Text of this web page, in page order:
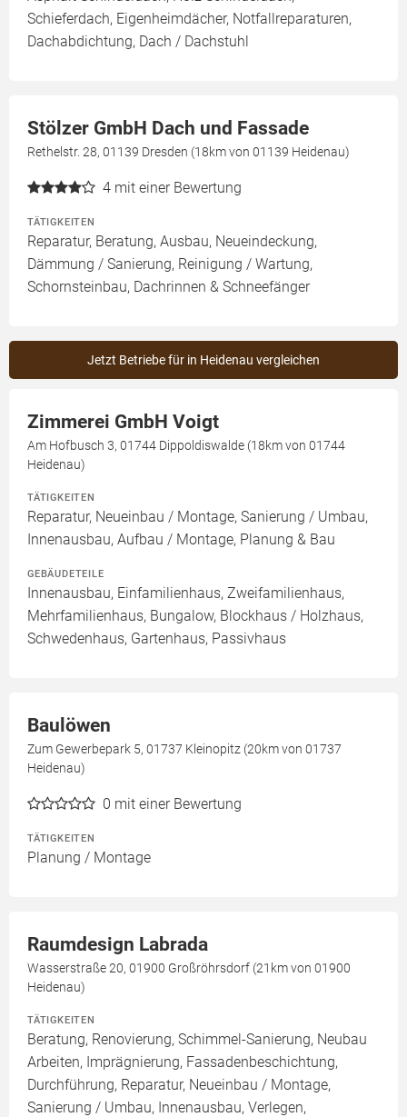
Schieferdach, Eigenheimdächer, Notfallreparaturen,
Dachabdichtung, Dach / Dachstuhl
Stölzer GmbH Dach und Fassade
Rethelstr. 28, 01139 Dresden (18km von 01139 Heidenau)
4 mit einer Bewertung
TÄTIGKEITEN
Reparatur, Beratung, Ausbau, Neueindeckung,
Dämmung / Sanierung, Reinigung / Wartung,
Schornsteinbau, Dachrinnen & Schneefänger
Jetzt Betriebe für in Heidenau vergleichen
Zimmerei GmbH Voigt
Am Hofbusch 3, 01744 Dippoldiswalde (18km von 01744
Heidenau)
TÄTIGKEITEN
Reparatur, Neueinbau / Montage, Sanierung / Umbau,
Innenausbau, Aufbau / Montage, Planung & Bau
GEBÄUDETEILE
Innenausbau, Einfamilienhaus, Zweifamilienhaus,
Mehrfamilienhaus, Bungalow, Blockhaus / Holzhaus,
Schwedenhaus, Gartenhaus, Passivhaus
Baulöwen
Zum Gewerbepark 5, 01737 Kleinopitz (20km von 01737
Heidenau)
0 mit einer Bewertung
TÄTIGKEITEN
Planung / Montage
Raumdesign Labrada
Wasserstraße 20, 01900 Großröhrsdorf (21km von 01900
Heidenau)
TÄTIGKEITEN
Beratung, Renovierung, Schimmel-Sanierung, Neubau
Arbeiten, Imprägnierung, Fassadenbeschichtung,
Durchführung, Reparatur, Neueinbau / Montage,
Sanierung / Umbau, Innenausbau, Verlegen,